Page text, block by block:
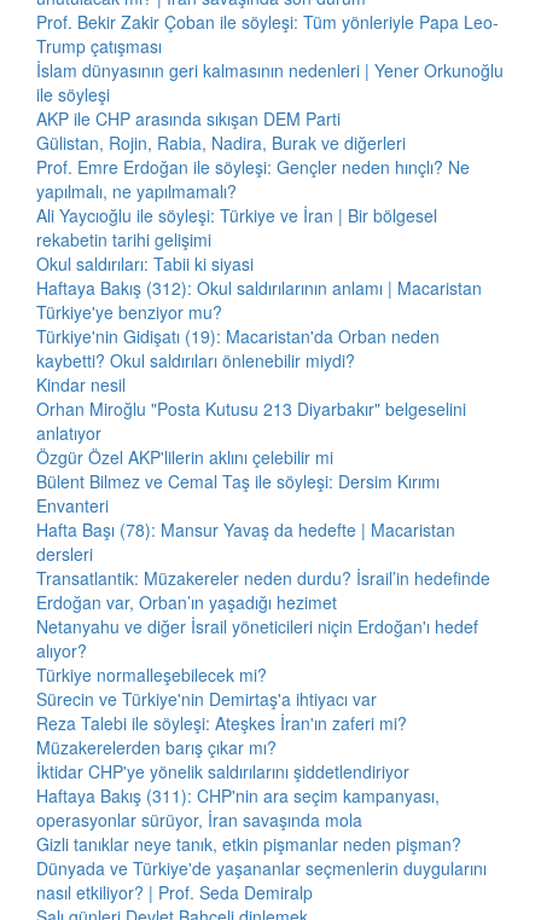
Prof. Bekir Zakir Çoban ile söyleşi: Tüm yönleriyle Papa Leo-
Trump çatışması
İslam dünyasının geri kalmasının nedenleri | Yener Orkunoğlu
ile söyleşi
AKP ile CHP arasında sıkışan DEM Parti
Gülistan, Rojin, Rabia, Nadira, Burak ve diğerleri
Prof. Emre Erdoğan ile söyleşi: Gençler neden hınçlı? Ne
yapılmalı, ne yapılmamalı?
Ali Yaycıoğlu ile söyleşi: Türkiye ve İran | Bir bölgesel
rekabetin tarihi gelişimi
Okul saldırıları: Tabii ki siyasi
Haftaya Bakış (312): Okul saldırılarının anlamı | Macaristan
Türkiye'ye benziyor mu?
Türkiye'nin Gidişatı (19): Macaristan'da Orban neden
kaybetti? Okul saldırıları önlenebilir miydi?
Kindar nesil
Orhan Miroğlu "Posta Kutusu 213 Diyarbakır" belgeselini
anlatıyor
Özgür Özel AKP'lilerin aklını çelebilir mi
Bülent Bilmez ve Cemal Taş ile söyleşi: Dersim Kırımı
Envanteri
Hafta Başı (78): Mansur Yavaş da hedefte | Macaristan
dersleri
Transatlantik: Müzakereler neden durdu? İsrail’in hedefinde
Erdoğan var, Orban’ın yaşadığı hezimet
Netanyahu ve diğer İsrail yöneticileri niçin Erdoğan'ı hedef
alıyor?
Türkiye normalleşebilecek mi?
Sürecin ve Türkiye'nin Demirtaş'a ihtiyacı var
Reza Talebi ile söyleşi: Ateşkes İran'ın zaferi mi?
Müzakerelerden barış çıkar mı?
İktidar CHP'ye yönelik saldırılarını şiddetlendiriyor
Haftaya Bakış (311): CHP'nin ara seçim kampanyası,
operasyonlar sürüyor, İran savaşında mola
Gizli tanıklar neye tanık, etkin pişmanlar neden pişman?
Dünyada ve Türkiye'de yaşananlar seçmenlerin duygularını
nasıl etkiliyor? | Prof. Seda Demiralp